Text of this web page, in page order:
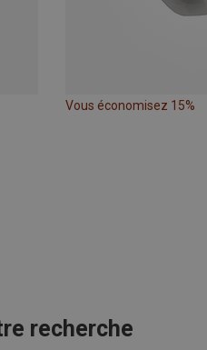
Vous économisez 15%
recherche